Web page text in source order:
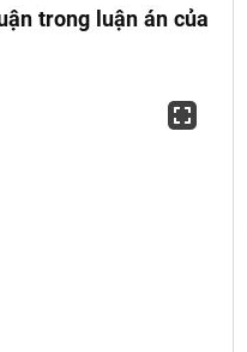
trong luận án của